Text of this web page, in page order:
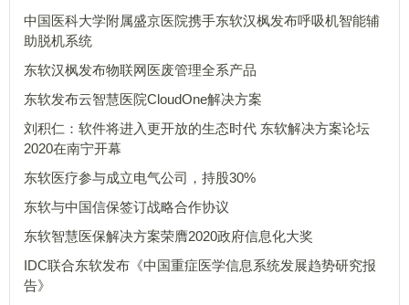
中国医科大学附属盛京医院携手东软汉枫发布呼吸机智能辅
助脱机系统
东软汉枫发布物联网医废管理全系产品
东软发布云智慧医院CloudOne解决方案
刘积仁：软件将进入更开放的生态时代 东软解决方案论坛
2020在南宁开幕
东软医疗参与成立电气公司，持股30%
东软与中国信保签订战略合作协议
东软智慧医保解决方案荣膺2020政府信息化大奖
IDC联合东软发布《中国重症医学信息系统发展趋势研究报
告》